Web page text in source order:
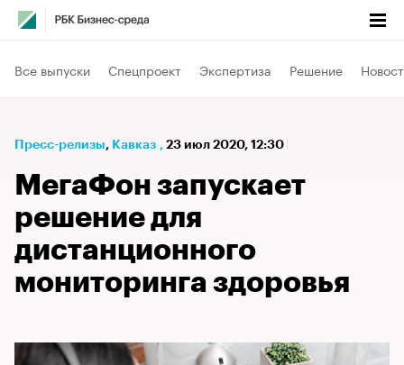
Все выпуски Спецпроект Экспертиза Решение
Пресс-релизы⁠, Кавказ , 23 июл 2020, 12:30
МегаФон запускает
решение для
дистанционного
мониторинга здоровья